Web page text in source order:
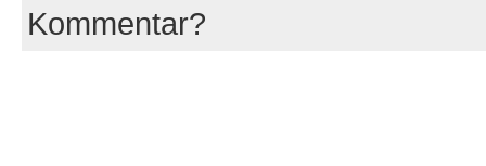
Kommentar?